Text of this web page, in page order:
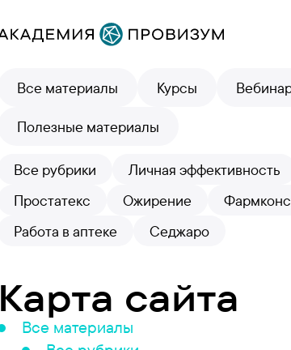
Все материалы Курсы
Полезные материалы
Все рубрики Личная эффективность
Простатекс
Ожирение
Работа в аптеке
Седжаро
Карта сайта
Все материалы